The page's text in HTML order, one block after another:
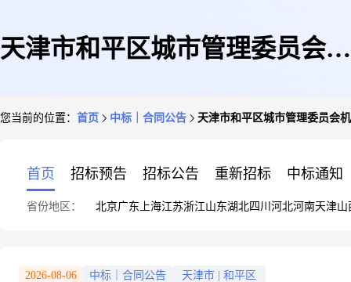
天津市和平区城市管理委员会机
您当前的位置： 首页 中标｜合同公告 天津市和平区城市管理委员会
首页 招标预告 招标公告 重新招标 中标通知
省份地区： 北京广东 上海江苏浙江山东湖北四川 河北河南天津山
2026-08-06 中标｜合同公告 天津市 和平区